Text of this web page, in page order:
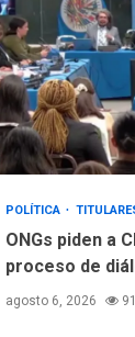
POLÍTICA
ONGs piden a
proceso de
agosto 6, 2026 91